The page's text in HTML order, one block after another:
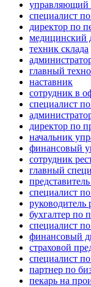
управляющий
специалист
директор по
медицинский
техник склада
главный
наставник
сотрудник в
специалист
директор по
начальник
финансовый
сотрудник
главный
специалист
бухгалтер по
специалист
финансовый
страховой
специалист
партнер по
пекарь на